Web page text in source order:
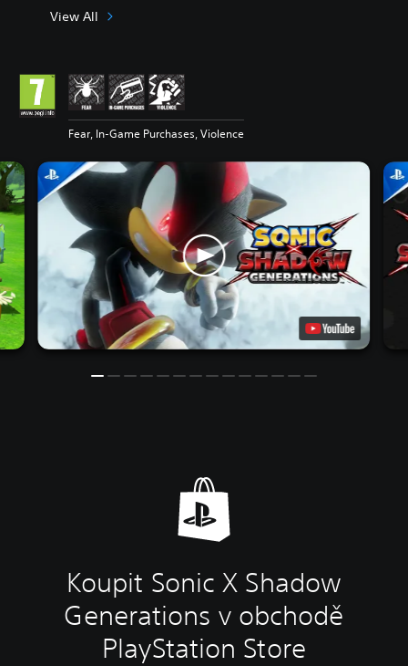
View All
Fear, In-Game Purchases, Violence
Koupit Sonic X Shadow
Generations v obchodě
PlayStation Store